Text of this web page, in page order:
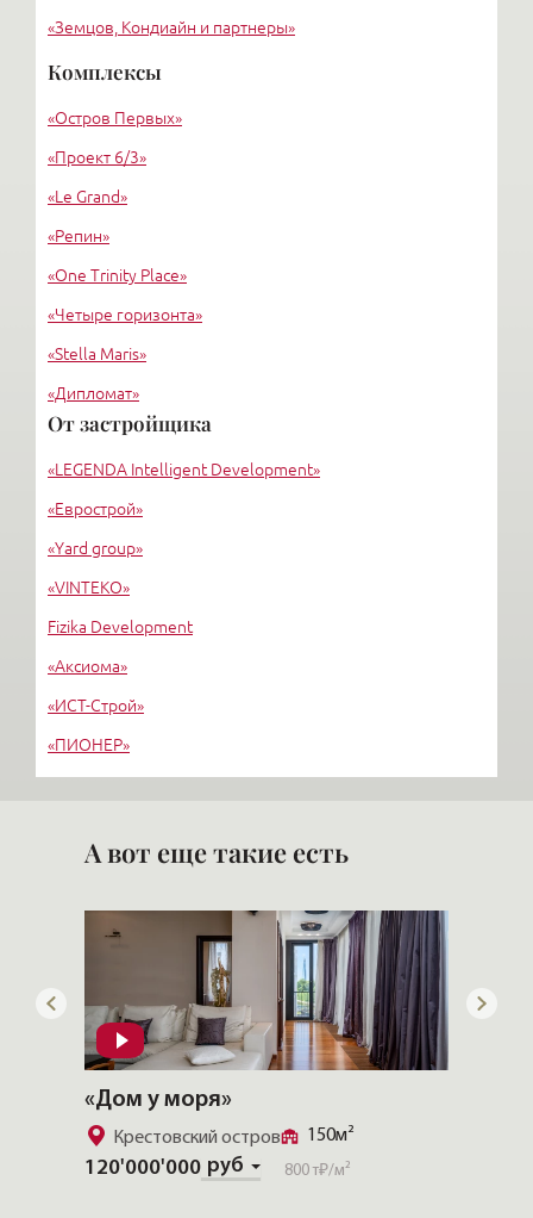
«Земцов, Кондиайн и партнеры»
«Никольская С. В.»
Комплексы
«Остров Первых»
«Проект 6/3»
«Le Grand»
«Репин»
«One Trinity Place»
«Четыре горизонта»
«Stella Maris»
«Дипломат»
«Евросиб»
«МОНФЕРРАН»
От застройщика
«LEGENDA Intelligent Development»
«Еврострой»
«Yard group»
«VINTEKO»
Fizika Development
«Аксиома»
«ИСТ-Строй»
«ПИОНЕР»
А вот еще такие есть
«Дом у моря»
120'000'000 руб 800 т₽/м²
150м²
Крестовский остров